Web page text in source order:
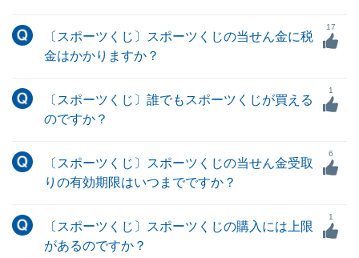
〔スポーツくじ〕スポーツくじの当せん金に税
金はかかりますか？
17
〔スポーツくじ〕誰でもスポーツくじが買える
のですか？
1
〔スポーツくじ〕スポーツくじの当せん金受取
りの有効期限はいつまでですか？
6
〔スポーツくじ〕スポーツくじの購入には上限
があるのですか？
1